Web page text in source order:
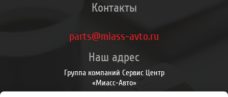
Контакты
parts@miass-avto.ru
Наш адрес
Группа компаний Сервис Центр
«Миасс-Авто»